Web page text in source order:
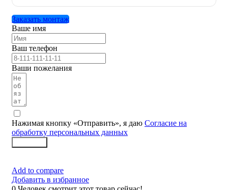
Заказать монтаж
Ваше имя
Ваш телефон
Ваши пожелания
Нажимая кнопку «Отправить», я даю Согласие на
обработку персональных данных
Add to compare
Добавить в избранное